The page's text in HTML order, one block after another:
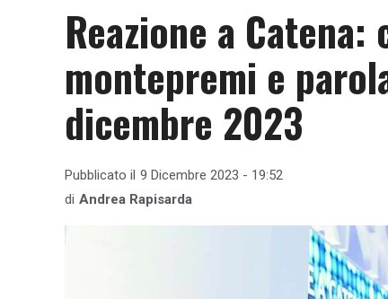
Reazione a
montepremi e
dicembre 2023
Pubblicato il 9 Dicembre 2023 - 19:52
di Andrea Rapisarda